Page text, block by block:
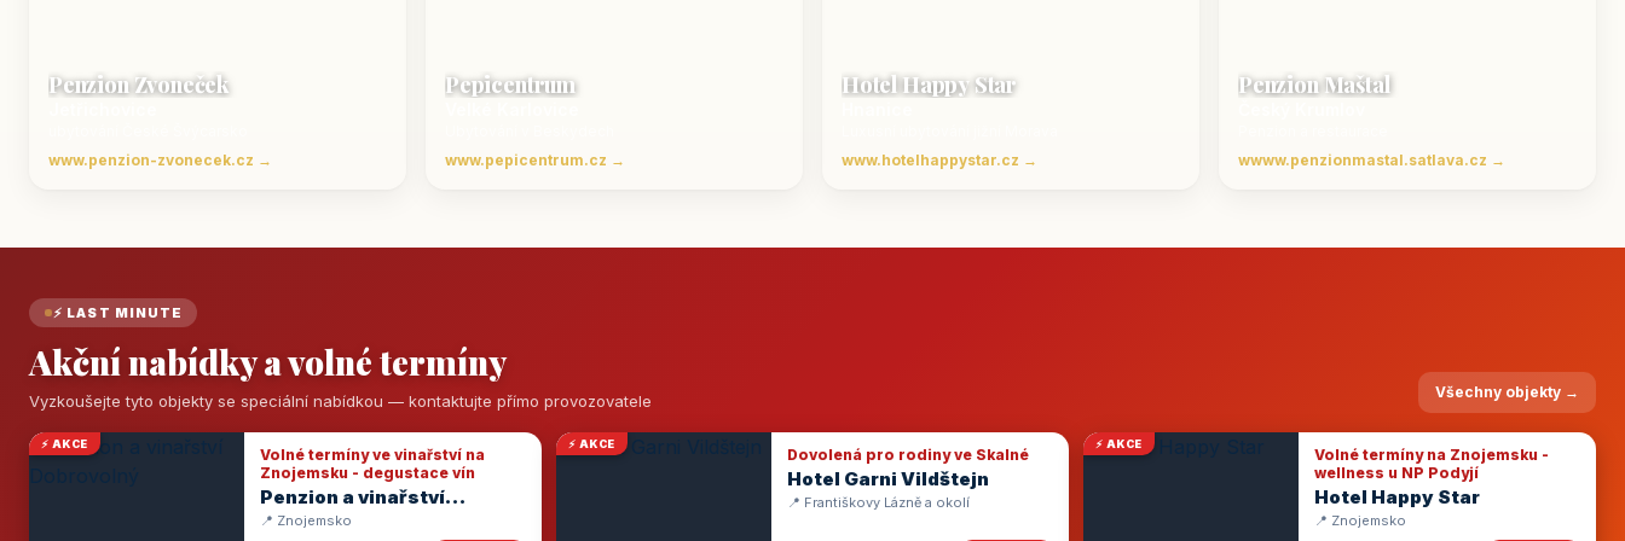
Penzion Zvoneček
www.penzion-zvonecek.cz →
Pepicentrum
www.pepicentrum.cz →
Hotel Happy Star
www.hotelhappystar.cz →
Penzion Maštal
wwww.penzionmastal.satlava.cz →
⚡ LAST MINUTE
Akční nabídky a volné termíny
Vyzkoušejte tyto objekty se speciální nabídkou — kontaktujte přímo provozovatele Všechny objekty →
⚡ AKCE
Volné termíny ve vinařství na
Znojemsku - degustace vín
Penzion a vinařství
Dobrovolný
📍 Znojemsko
⚡ AKCE
Dovolená pro rodiny ve Skalné
Hotel Garni Vildštejn
📍 Františkovy Lázně a okolí
⚡ AKCE
Volné termíny na Znojemsku -
wellness u NP Podyjí
Hotel Happy Star
📍 Znojemsko